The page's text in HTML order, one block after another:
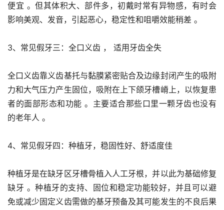
便宜 。但其体积大、部件多，初戴时常有异物感，有时会
影响美观、发音，引起恶心，稳定性和咀嚼效能稍差 。
3、常见假牙三：全口义齿 ， 适用牙齿全失
全口义齿靠义齿基托与黏膜紧密贴合及边缘封闭产生的吸附
力和大气压力产生固位，吸附在上下颌牙槽嵴上，以恢复患
者的面部形态和功能 。主要适合那些口里一颗牙齿也没有
的老年人 。
4、常见假牙四：种植牙，稳固性好、舒适度佳
种植牙是在缺牙区牙槽骨植入人工牙根，并以此为基础修复
缺牙 。种植牙的支持、固位和稳定功能较好，并且可以避
免或减少固定义齿需做的基牙预备及其可能发生的不良后果